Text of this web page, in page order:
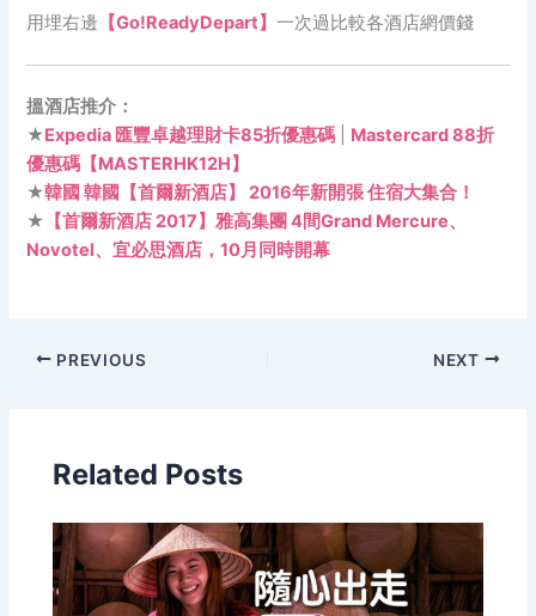
用埋右邊 【Go!ReadyDepart】一次過比較各酒店網價錢
搵酒店推介：
★Expedia 匯豐卓越理財卡85折優惠碼
Mastercard 88折
優惠碼【MASTERHK12H】
★韓國 韓國【首爾新酒店】 2016年新開張 住宿大集合！
★ 【首爾新酒店 2017】雅高集團 4間Grand Mercure、
Novotel、宜必思酒店，10月同時開幕
PREVIOUS NEXT
Related Posts